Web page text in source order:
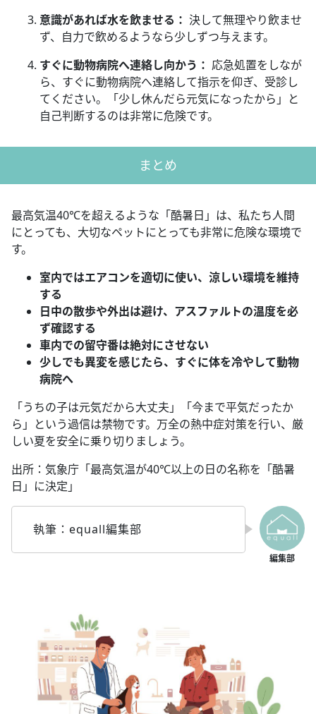
意識があれば水を飲ませる： 決して無理やり飲ませ
ず、自力で飲めるようなら少しずつ与えます。
すぐに動物病院へ連絡し向かう： 応急処置をしなが
ら、すぐに動物病院へ連絡して指示を仰ぎ、受診し
てください。「少し休んだら元気になったから」と
自己判断するのは非常に危険です。
まとめ
最高気温40℃を超えるような「酷暑日」は、私たち人間
にとっても、大切なペットにとっても非常に危険な環境で
す。
室内ではエアコンを適切に使い、涼しい環境を維持
する
日中の散歩や外出は避け、アスファルトの温度を必
ず確認する
車内での留守番は絶対にさせない
少しでも異変を感じたら、すぐに体を冷やして動物
病院へ
「うちの子は元気だから大丈夫」「今まで平気だったか
ら」という過信は禁物です。万全の熱中症対策を行い、厳
しい夏を安全に乗り切りましょう。
出所：気象庁「最高気温が40℃以上の日の名称を「酷暑
日」に決定」
執筆：equall編集部